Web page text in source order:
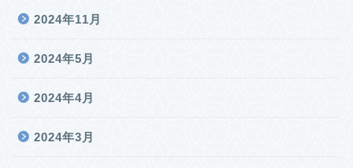
2024年11月
2024年5月
2024年4月
2024年3月